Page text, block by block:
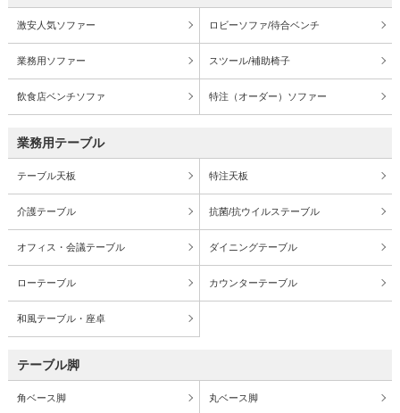
激安人気ソファー ロビーソファ/待合ベンチ
業務用ソファー スツール/補助椅子
飲食店ベンチソファ 特注（オーダー）ソファー
業務用テーブル
テーブル天板 特注天板
介護テーブル 抗菌/抗ウイルステーブル
オフィス・会議テーブル ダイニングテーブル
ローテーブル カウンターテーブル
和風テーブル・座卓
テーブル脚
角ベース脚 丸ベース脚